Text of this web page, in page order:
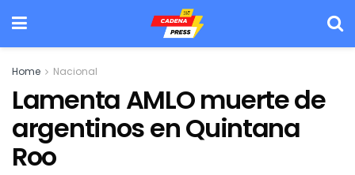
Home Nacional
Lamenta AMLO muerte de
argentinos en Quintana
Roo